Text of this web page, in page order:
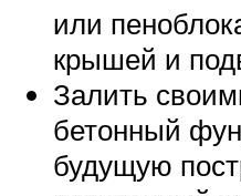
или
крышей и
Залить
бетонный
будущую